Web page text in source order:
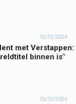
15/12/2024
met Verstappen:
binnen is"
15/12/2024